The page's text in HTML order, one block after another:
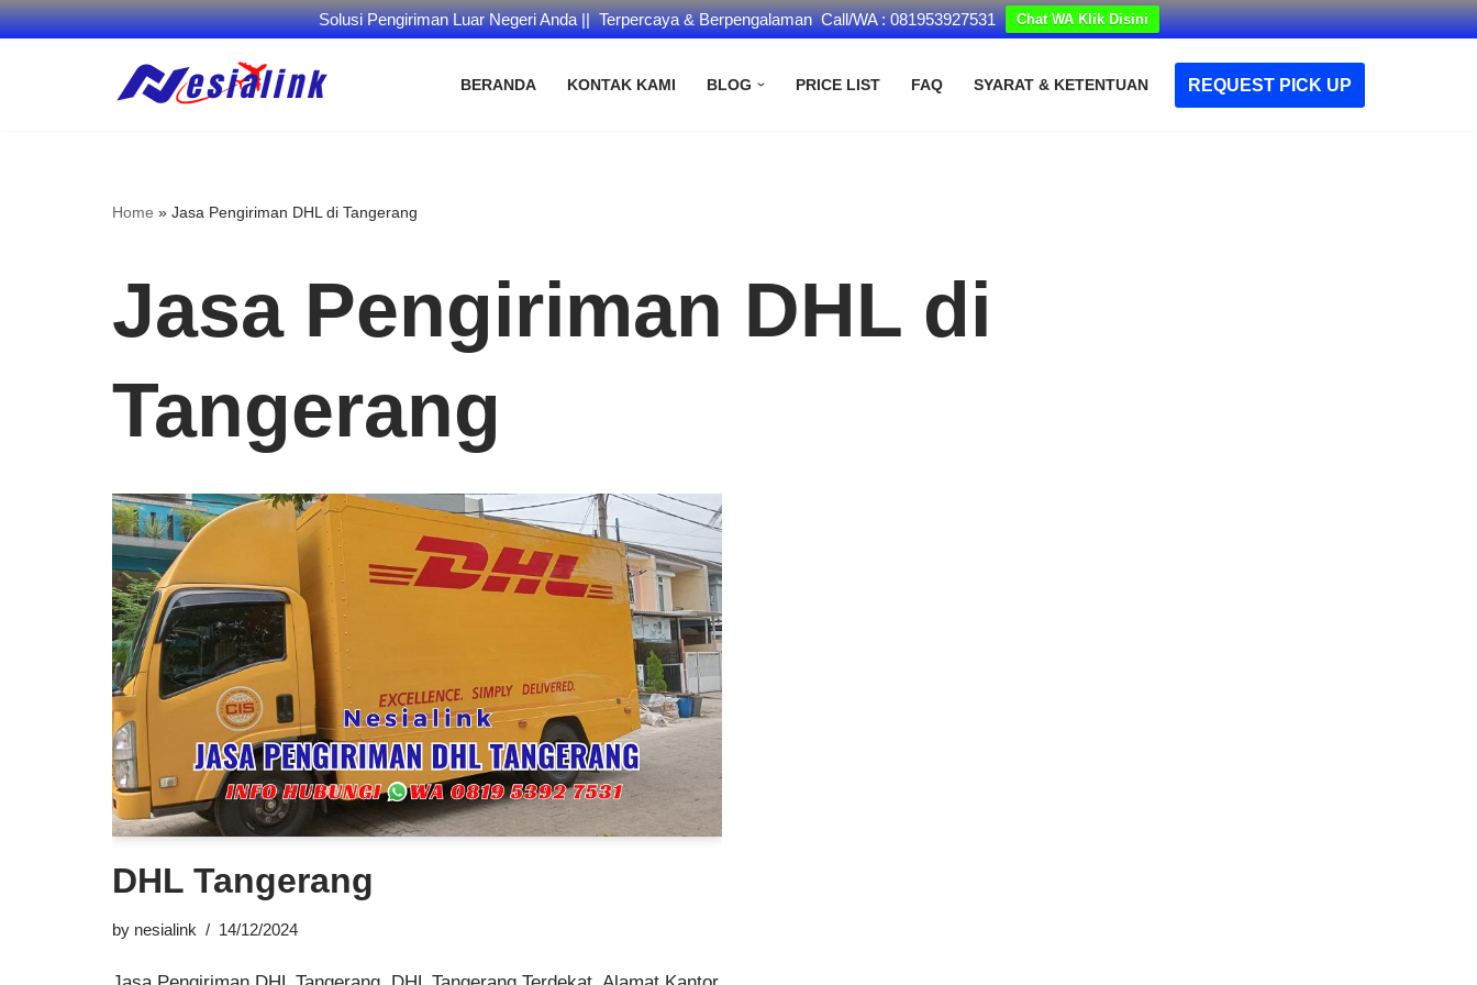
Solusi Pengiriman Luar Negeri Anda || Terpercaya & Berpengalaman Call/WA : 081953927531 Chat WA Klik Disini
BERANDA KONTAK KAMI BLOG PRICE LIST FAQ SYARAT & KETENTUAN REQUEST PICK UP
Home » Jasa Pengiriman DHL di Tangerang
Jasa Pengiriman DHL di
Tangerang
DHL Tangerang
by nesialink 14/12/2024